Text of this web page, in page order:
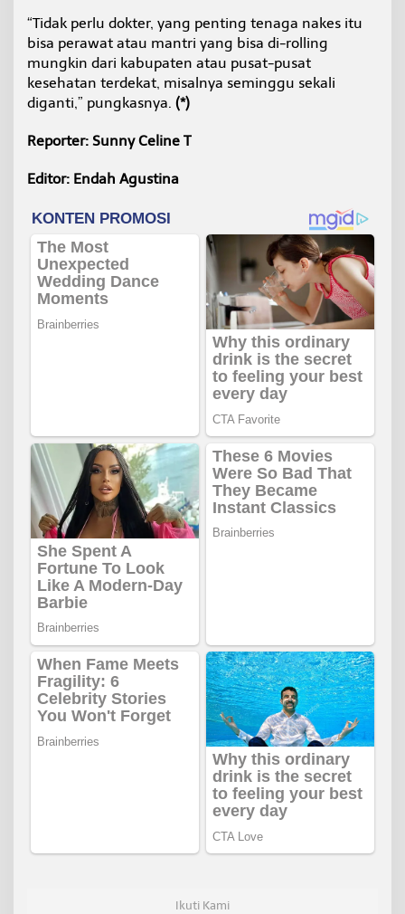
“Tidak perlu dokter, yang penting tenaga nakes itu
bisa perawat atau mantri yang bisa di-rolling
mungkin dari kabupaten atau pusat-pusat
kesehatan terdekat, misalnya seminggu sekali
diganti,” pungkasnya. (*)
Reporter: Sunny Celine T
Editor: Endah Agustina
Ikuti Kami